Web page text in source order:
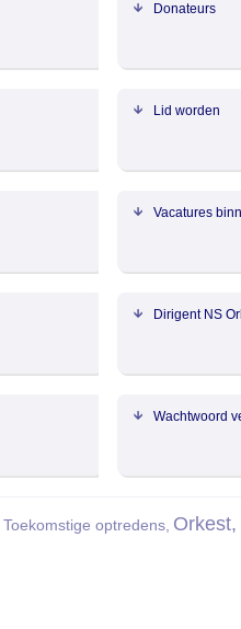
Donateurs
Lid worden
Vacatures
Dirigent NS
Wachtwoord
Toekomstige optredens, Orkest,